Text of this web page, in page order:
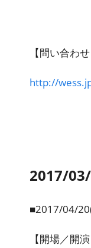
【問い合わ
http://
2017/
■2017/04/
【開場／開